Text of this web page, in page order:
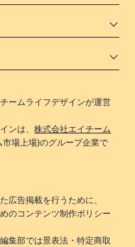
ームライフデザインが運営
ンは、株式会社エイチーム
市場上場)のグループ企業で
広告掲載を行うために、
のコンテンツ制作ポリシー
集部では景表法・特定商取